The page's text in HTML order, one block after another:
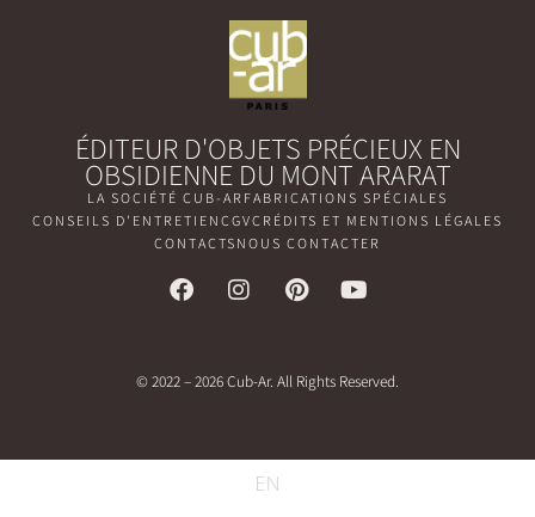
ÉDITEUR D'OBJETS PRÉCIEUX EN
OBSIDIENNE DU MONT ARARAT
LA SOCIÉTÉ CUB-ARFABRICATIONS SPÉCIALES
CONSEILS D'ENTRETIENCGVCRÉDITS ET MENTIONS LÉGALES
CONTACTSNOUS CONTACTER
© 2022 – 2026 Cub-Ar. All Rights Reserved.